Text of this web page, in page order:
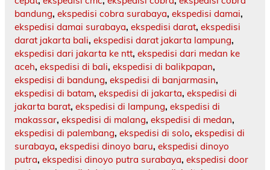
bandung, ekspedisi cobra surabaya, ekspedisi damai,
ekspedisi damai surabaya, ekspedisi darat, ekspedisi
darat jakarta bali, ekspedisi darat jakarta lampung,
ekspedisi dari jakarta ke ntt, ekspedisi dari medan ke
aceh, ekspedisi di bali, ekspedisi di balikpapan,
ekspedisi di bandung, ekspedisi di banjarmasin,
ekspedisi di batam, ekspedisi di jakarta, ekspedisi di
jakarta barat, ekspedisi di lampung, ekspedisi di
makassar, ekspedisi di malang, ekspedisi di medan,
ekspedisi di palembang, ekspedisi di solo, ekspedisi di
surabaya, ekspedisi dinoyo baru, ekspedisi dinoyo
putra, ekspedisi dinoyo putra surabaya, ekspedisi door